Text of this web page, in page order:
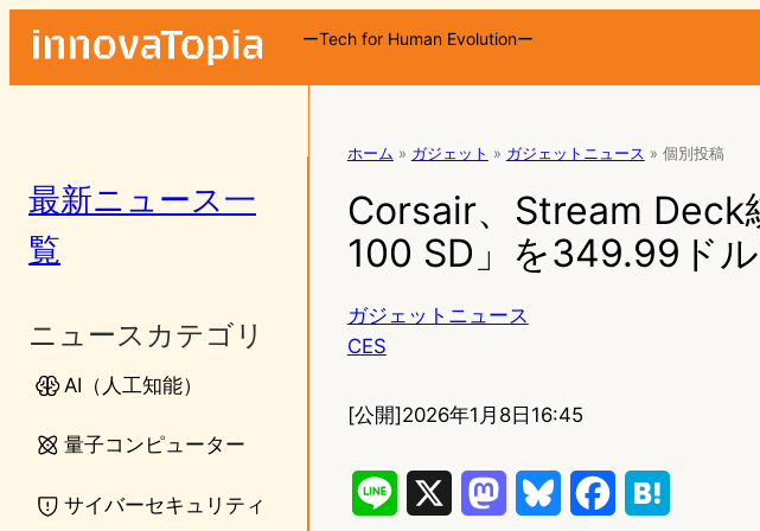
ーTech for Human Evolutionー
最新ニュース一
覧
ニュースカテゴリ
AI（人工知能）
量子コンピューター
サイバーセキュリティ
ホーム » ガジェット » ガジェットニュース » 個別投稿
Corsair、Stream Deck
100 SD」を349.99ド
ガジェットニュース
CES
[公開]2026年1月8日16:45